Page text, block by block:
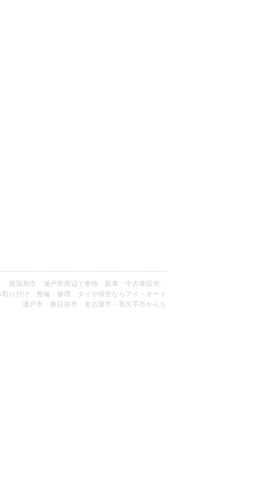
尾張旭市・瀬戸市周辺で車検、新車・中古車販売、
取り付け、整備・修理、タイヤ保管ならアイ・オート
瀬戸市・春日井市・名古屋市・長久手市からも